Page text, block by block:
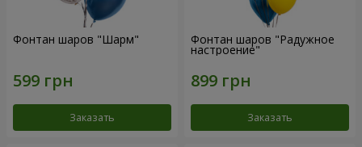
Фонтан шаров "Шарм"
Заказать
Фонтан шаров "Радужное
настроение"
Заказать